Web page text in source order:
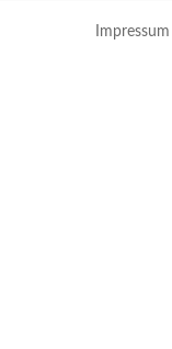
Impressum